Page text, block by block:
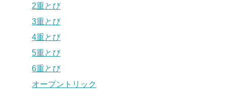
2重とび
3重とび
4重とび
5重とび
6重とび
オープントリック